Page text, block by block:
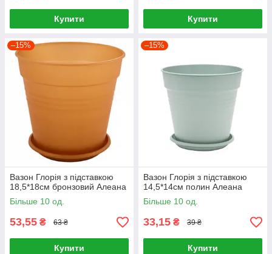
Купити Купити
–15%
Вазон Глорія з підставкою
18,5*18см бронзовий Алеана
Більше 10 од.
53,55 ₴ 63 ₴
Купити
–15%
Вазон Глорія з підставкою
14,5*14см полин Алеана
Більше 10 од.
33,15 ₴ 39 ₴
Купити